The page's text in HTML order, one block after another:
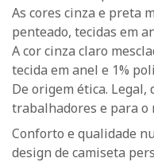
As cores cinza e preta
penteado, tecidas em
A cor cinza claro
tecida em anel e 1%
De origem ética. Legal,
trabalhadores e para o
Conforto e qualidade
design de camiseta